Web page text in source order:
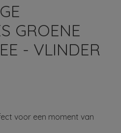
GROENE
- VLINDER
voor een moment van